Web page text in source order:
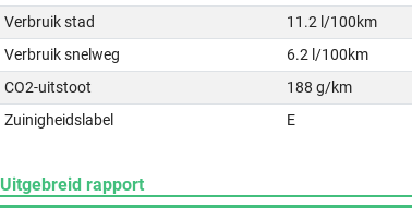
Verbruik stad
11.2 l/100km
Verbruik snelweg
6.2 l/100km
CO2-uitstoot
188 g/km
Zuinigheidslabel
E
Uitgebreid rapport